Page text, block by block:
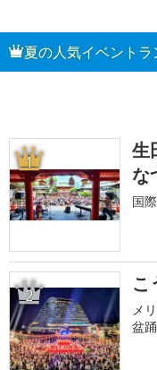
夏の人気イベントラ
1
生
な
国
2 こ
メ
盆